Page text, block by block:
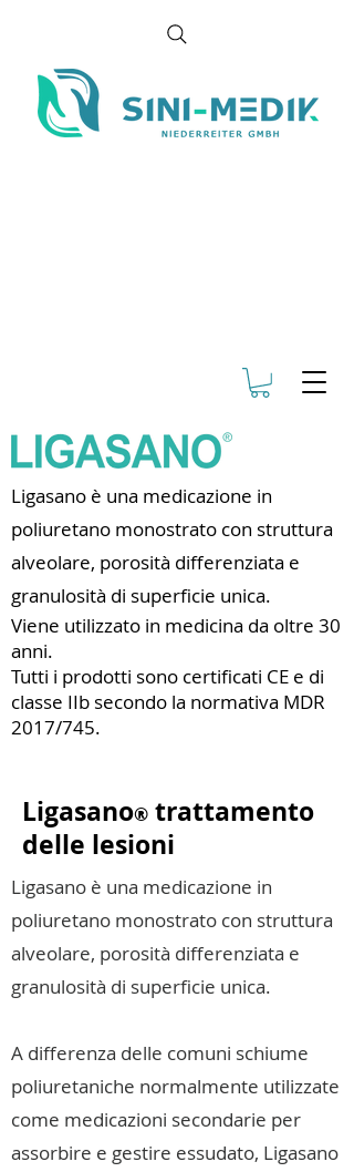
Ligasano è una medicazione in
poliuretano monostrato con struttura
alveolare, porosità differenziata e
granulosità di superficie unica.
Viene utilizzato in medicina da oltre 30
anni.
Tutti i prodotti sono certificati CE e di
classe IIb secondo la normativa MDR
2017/745.
Ligasano® trattamento
delle lesioni
Ligasano è una medicazione in
poliuretano monostrato con struttura
alveolare, porosità differenziata e
granulosità di superficie unica.
A differenza delle comuni schiume
poliuretaniche normalmente utilizzate
come medicazioni secondarie per
assorbire e gestire essudato, Ligasano